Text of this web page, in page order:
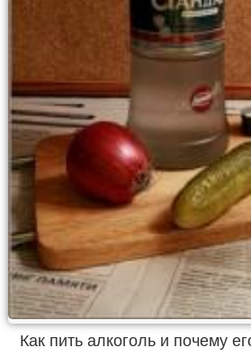
Как пить алкоголь и почему